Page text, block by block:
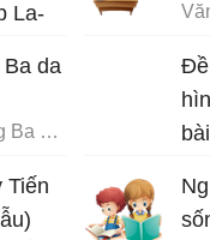
La-
và
da
Phân tích bài hồn Trương Ba da hàng thịt - Văn mẫu 12
Tiến
Đề